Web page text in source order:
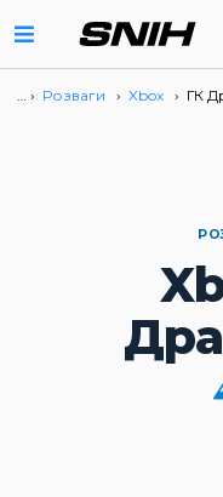
… › Розваги › Xbox › ГК